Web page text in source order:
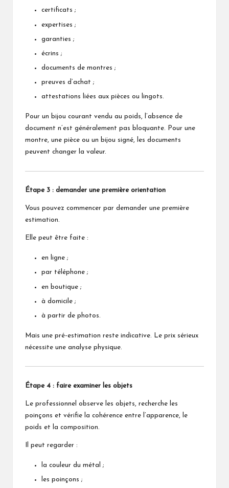
certificats ;
expertises ;
garanties ;
écrins ;
documents de montres ;
preuves d’achat ;
attestations liées aux pièces ou lingots.
Pour un bijou courant vendu au poids, l’absence de
document n’est généralement pas bloquante. Pour une
montre, une pièce ou un bijou signé, les documents
peuvent changer la valeur.
Étape 3 : demander une première orientation
Vous pouvez commencer par demander une première
estimation.
Elle peut être faite :
en ligne ;
par téléphone ;
en boutique ;
à domicile ;
à partir de photos.
Mais une pré-estimation reste indicative. Le prix sérieux
nécessite une analyse physique.
Étape 4 : faire examiner les objets
Le professionnel observe les objets, recherche les
poinçons et vérifie la cohérence entre l’apparence, le
poids et la composition.
Il peut regarder :
la couleur du métal ;
les poinçons ;